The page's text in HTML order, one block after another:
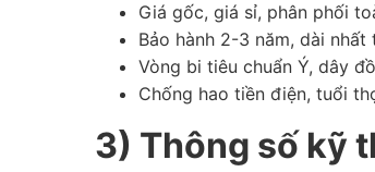
Giá gốc, giá sỉ, phân phối
Bảo hành 2-3 năm, dài
Vòng bi tiêu chuẩn Ý, dây
Chống hao tiền điện, tuổi
3) Thông số kỹ